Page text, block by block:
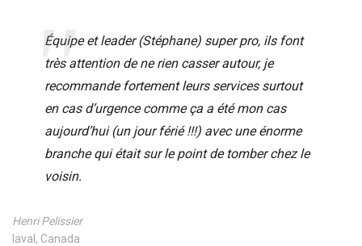
Équipe et leader (Stéphane) super pro, ils font
très attention de ne rien casser autour, je
recommande fortement leurs services surtout
en cas d’urgence comme ça a été mon cas
aujourd’hui (un jour férié !!!) avec une énorme
branche qui était sur le point de tomber chez le
voisin.
Henri Pelissier
laval, Canada